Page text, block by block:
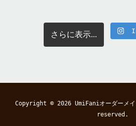
さらに表示...
Copyright © 2026 UmiFaniオーダーメ
reserved.